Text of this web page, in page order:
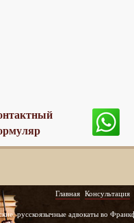
Главная Консультация
русскоязычные адвокаты во